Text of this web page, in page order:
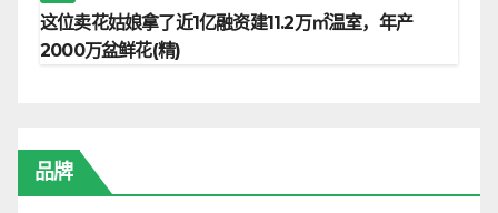
这位卖花姑娘拿了近1亿融资建11.2万㎡温室，年产
2000万盆鲜花(精)
品牌